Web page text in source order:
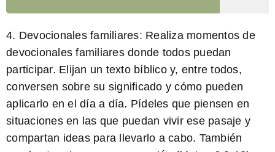
4. Devocionales familiares: Realiza momentos de
devocionales familiares donde todos puedan
participar. Elijan un texto bíblico y, entre todos,
conversen sobre su significado y cómo pueden
aplicarlo en el día a día. Pídeles que piensen en
situaciones en las que puedan vivir ese pasaje y
compartan ideas para llevarlo a cabo. También